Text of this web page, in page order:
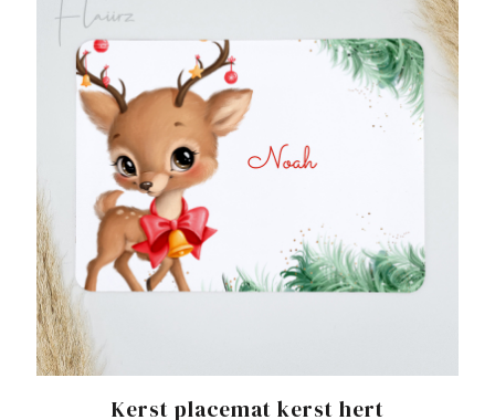
Kerst placemat kerst hert